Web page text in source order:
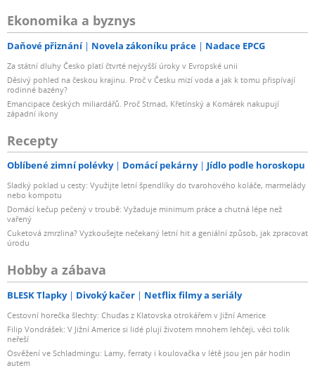
Ekonomika a byznys
Daňové přiznání Novela zákoníku práce Nadace EPCG
Za státní dluhy Česko platí čtvrté nejvyšší úroky v Evropské unii
Děsivý pohled na českou krajinu. Proč v Česku mizí voda a jak k tomu přispívají
rodinné bazény?
Emancipace českých miliardářů. Proč Strnad, Křetínský a Komárek nakupují
západní ikony
Recepty
Oblíbené zimní polévky Domácí pekárny Jídlo podle horoskopu
Sladký poklad u cesty: Využijte letní špendlíky do tvarohového koláče, marmelády
nebo kompotu
Domácí kečup pečený v troubě: Vyžaduje minimum práce a chutná lépe než
vařený
Cuketová zmrzlina? Vyzkoušejte nečekaný letní hit a geniální způsob, jak zpracovat
úrodu
Hobby a zábava
BLESK Tlapky Divoký kačer Netflix filmy a seriály
Cestovní horečka šlechty: Chuďas z Klatovska otrokářem v Jižní Americe
Filip Vondrášek: V Jižní Americe si lidé plují životem mnohem lehčeji, věci tolik
neřeší
Osvěžení ve Schladmingu: Lamy, ferraty i koulovačka v létě jsou jen pár hodin
autem